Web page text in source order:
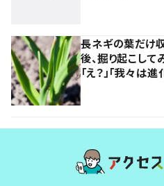
長ネギの葉だけ
後、掘り起こし
「え？」「我々は